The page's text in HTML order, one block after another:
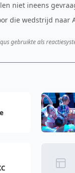
niet ineens
die wedstrijd naar
gebruikte als